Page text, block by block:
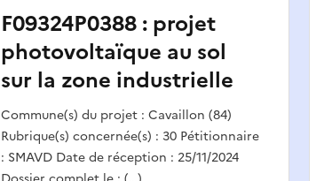
F09324P0388 : projet
photovoltaïque au sol
sur la zone industrielle
Commune(s) du projet : Cavaillon (84)
Rubrique(s) concernée(s) : 30 Pétitionnaire
: SMAVD Date de réception : 25/11/2024